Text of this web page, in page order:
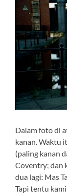
Dalam foto di
kanan. Waktu
(paling kanan
Coventry; dan
dua lagi: Mas
Tapi tentu